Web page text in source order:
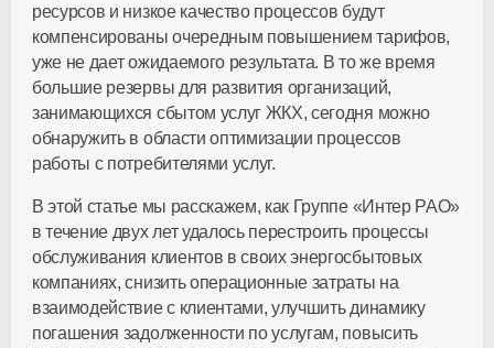
ресурсов и низкое качество процессов будут
компенсированы очередным повышением тарифов,
уже не дает ожидаемого результата. В то же время
большие резервы для развития организаций,
занимающихся сбытом услуг ЖКХ, сегодня можно
обнаружить в области оптимизации процессов
работы с потребителями услуг.
В этой статье мы расскажем, как Группе «Интер РАО»
в течение двух лет удалось перестроить процессы
обслуживания клиентов в своих энергосбытовых
компаниях, снизить операционные затраты на
взаимодействие с клиентами, улучшить динамику
погашения задолженности по услугам, повысить